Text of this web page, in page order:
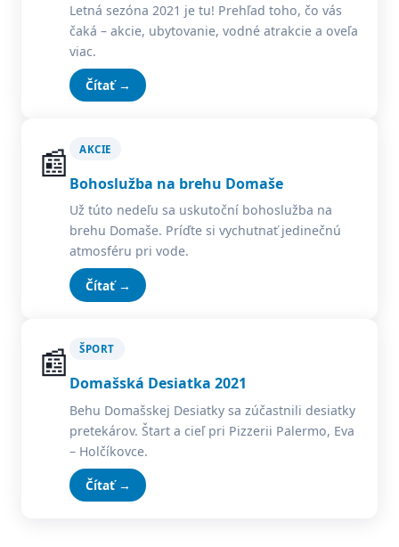
Letná sezóna 2021 je tu! Prehľad toho, čo vás
čaká – akcie, ubytovanie, vodné atrakcie a oveľa
viac.
Čítať →
📰 AKCIE
Bohoslužba na brehu Domaše
Už túto nedeľu sa uskutoční bohoslužba na
brehu Domaše. Príďte si vychutnať jedinečnú
atmosféru pri vode.
Čítať →
📰 ŠPORT
Domašská Desiatka 2021
Behu Domašskej Desiatky sa zúčastnili desiatky
pretekárov. Štart a cieľ pri Pizzerii Palermo, Eva
– Holčíkovce.
Čítať →